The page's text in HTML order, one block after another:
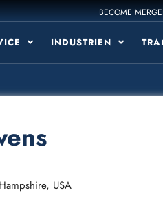
BECOME
INDUSTRIEN
USA